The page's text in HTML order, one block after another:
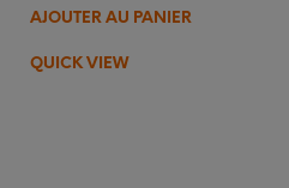
AJOUTER AU PANIER
QUICK VIEW